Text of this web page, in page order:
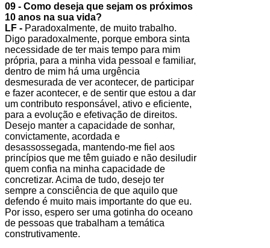
09 - Como deseja que sejam os próximos
10 anos na sua vida?
LF - Paradoxalmente, de muito trabalho.
Digo paradoxalmente, porque embora sinta
necessidade de ter mais tempo para mim
própria, para a minha vida pessoal e familiar,
dentro de mim há uma urgência
desmesurada de ver acontecer, de participar
e fazer acontecer, e de sentir que estou a dar
um contributo responsável, ativo e eficiente,
para a evolução e efetivação de direitos.
Desejo manter a capacidade de sonhar,
convictamente, acordada e
desassossegada, mantendo-me fiel aos
princípios que me têm guiado e não desiludir
quem confia na minha capacidade de
concretizar. Acima de tudo, desejo ter
sempre a consciência de que aquilo que
defendo é muito mais importante do que eu.
Por isso, espero ser uma gotinha do oceano
de pessoas que trabalham a temática
construtivamente.